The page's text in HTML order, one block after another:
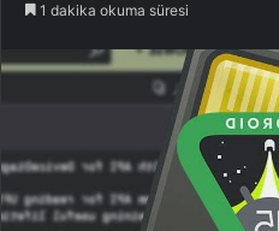
1 dakika okuma süresi